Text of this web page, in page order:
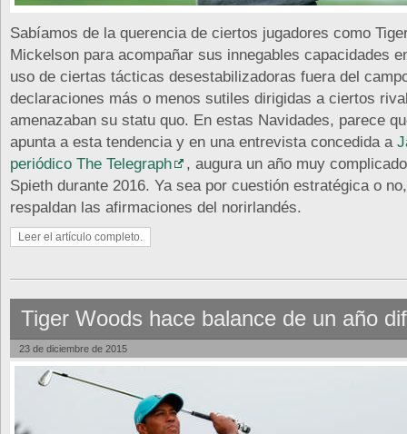
Sabíamos de la querencia de ciertos jugadores como
Mickelson para acompañar sus innegables capacidades
uso de ciertas tácticas desestabilizadoras fuera del
declaraciones más o menos sutiles dirigidas a ciertos
amenazaban su statu quo. En estas Navidades, parece
apunta a esta tendencia y en una entrevista concedida a
periódico The Telegraph
, augura un año muy
Spieth durante 2016. Ya sea por cuestión estratégica o
respaldan las afirmaciones del norirlandés.
Leer el artículo completo.
Tiger Woods hace balance de un año
23 de diciembre de 2015